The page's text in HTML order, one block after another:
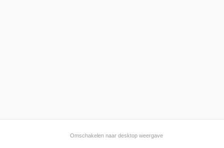
Omschakelen naar desktop weergave